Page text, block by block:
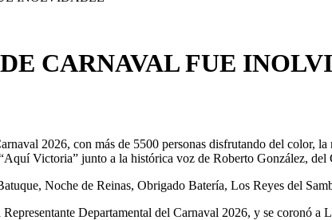
CARNAVAL FUE
2026, con más de 5500 personas disfrutando del color,
Victoria” junto a la histórica voz de Roberto González,
Noche de Reinas, Obrigado Batería, Los Reyes del
Departamental del Carnaval 2026, y se coronó